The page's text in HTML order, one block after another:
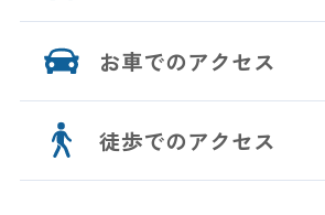
お車でのアクセス
徒歩でのアクセス